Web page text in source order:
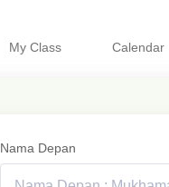
My Class Calendar
Nama Depan